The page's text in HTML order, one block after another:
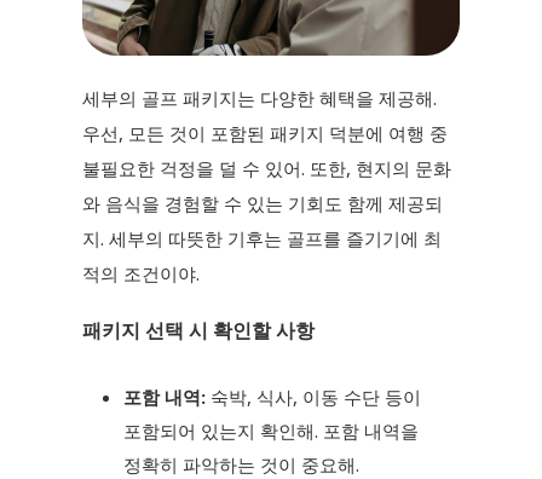
세부의 골프 패키지는 다양한 혜택을 제공해.
우선, 모든 것이 포함된 패키지 덕분에 여행 중
불필요한 걱정을 덜 수 있어. 또한, 현지의 문화
와 음식을 경험할 수 있는 기회도 함께 제공되
지. 세부의 따뜻한 기후는 골프를 즐기기에 최
적의 조건이야.
패키지 선택 시 확인할 사항
포함 내역: 숙박, 식사, 이동 수단 등이
포함되어 있는지 확인해. 포함 내역을
정확히 파악하는 것이 중요해.